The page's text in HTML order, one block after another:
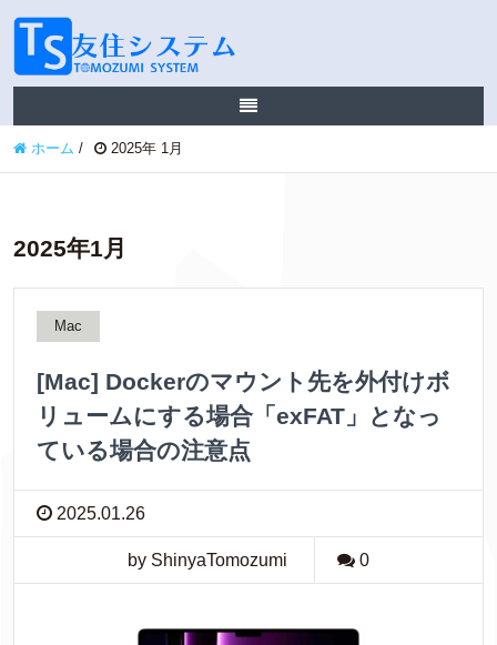
ホーム / 2025年 1月
2025年1月
Mac
[Mac] Dockerのマウント先を外付けボ
リュームにする場合「exFAT」となっ
ている場合の注意点
2025.01.26
by ShinyaTomozumi 0